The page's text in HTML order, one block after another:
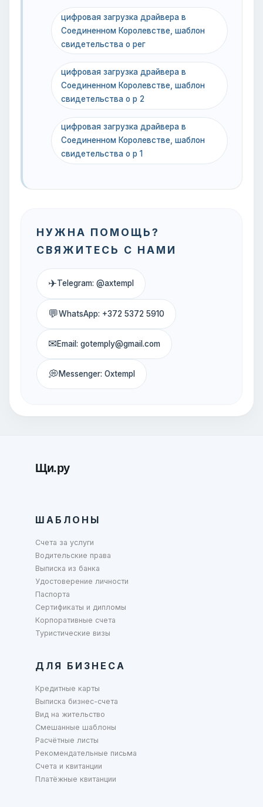
цифровая загрузка драйвера в
Соединенном Королевстве, шаблон
свидетельства о рег
цифровая загрузка драйвера в
Соединенном Королевстве, шаблон
свидетельства о р 2
цифровая загрузка драйвера в
Соединенном Королевстве, шаблон
свидетельства о р 1
НУЖНА ПОМОЩЬ?
СВЯЖИТЕСЬ С НАМИ
✈Telegram: @axtempl
💬WhatsApp: +372 5372 5910
✉Email: gotemply@gmail.com
💭Messenger: Oxtempl
Щи.ру
ШАБЛОНЫ
Счета за услуги
Водительские права
Выписка из банка
Удостоверение личности
Паспорта
Сертификаты и дипломы
Корпоративные счета
Туристические визы
ДЛЯ БИЗНЕСА
Кредитные карты
Выписка бизнес-счета
Вид на жительство
Смешанные шаблоны
Расчётные листы
Рекомендательные письма
Счета и квитанции
Платёжные квитанции